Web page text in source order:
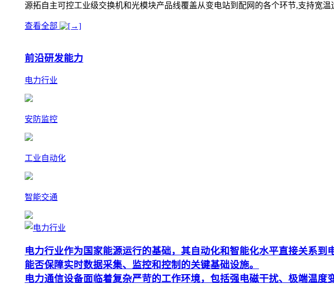
源拓自主可控工业级交换机和光模块产品线覆盖从变电站到配网的各个环节,支持宽
查看全部
前沿研发能力
电力行业
安防监控
工业自动化
智能交通
电力行业作为国家能源运行的基础，其自动化和智能化水平直接关系
能否保障实时数据采集、监控和控制的关键基础设施。
电力通信设备面临着复杂严苛的工作环境，包括强电磁干扰、极端温